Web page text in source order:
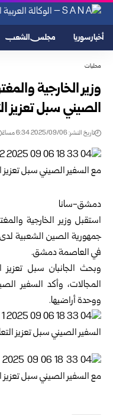
أخبار سوريا مجلس الشعب
محليات
وزير الخارجية
الصيني سبل تعزيز
تاريخ النشر: 2025/09/06 6:34 مساءً
دمشق-سانا
استقبل وزير الخارجية
جمهورية الصين الشعبية
في العاصمة دمشق.
وبحث الجانبان سبل تعزيز
المجالات، وأكد السفير
ووحدة أراضيها.